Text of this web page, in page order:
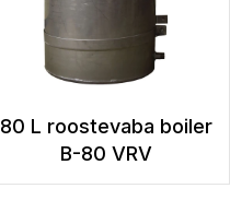
80 L roostevaba boiler
B-80 VRV